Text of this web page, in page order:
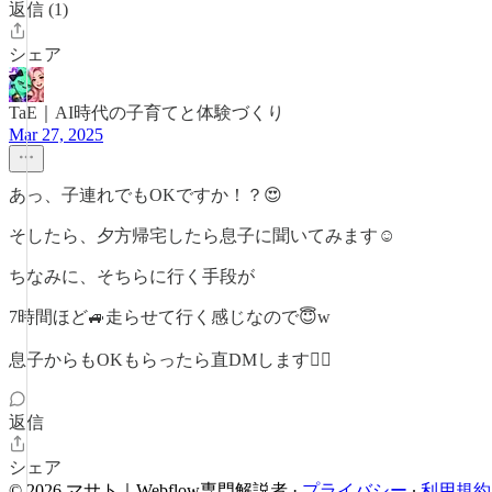
返信 (1)
シェア
TaE｜AI時代の子育てと体験づくり
Mar 27, 2025
あっ、子連れでもOKですか！？😍
そしたら、夕方帰宅したら息子に聞いてみます☺️
ちなみに、そちらに行く手段が
7時間ほど🚙走らせて行く感じなので😇w
息子からもOKもらったら直DMします🙇‍♀️
返信
シェア